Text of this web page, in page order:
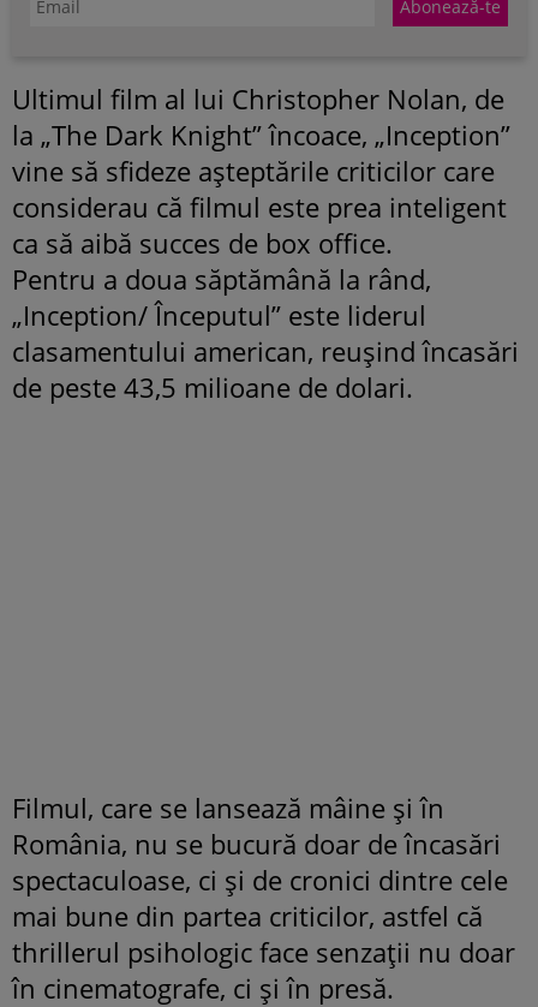
Ultimul film al lui Christopher Nolan, de
la „The Dark Knight” încoace, „Inception”
vine să sfideze aşteptările criticilor care
considerau că filmul este prea inteligent
ca să aibă succes de box office.
Pentru a doua săptămână la rând,
„Inception/ Începutul” este liderul
clasamentului american, reuşind încasări
de peste 43,5 milioane de dolari.
Filmul, care se lansează mâine şi în
România, nu se bucură doar de încasări
spectaculoase, ci şi de cronici dintre cele
mai bune din partea criticilor, astfel că
thrillerul psihologic face senzaţii nu doar
în cinematografe, ci şi în presă.